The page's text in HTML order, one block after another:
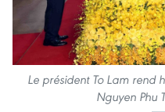
Le président To Lam rend
Nguyen Phu